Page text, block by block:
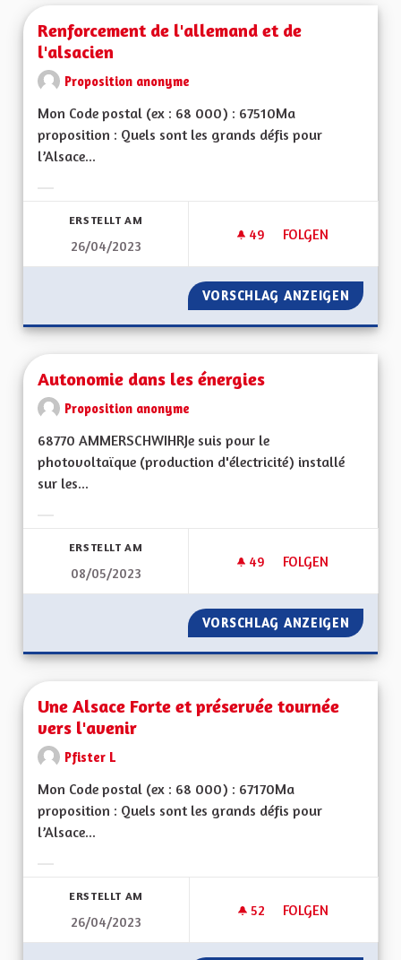
Renforcement de l'allemand et de
l'alsacien
Proposition anonyme
Mon Code postal (ex : 68 000) : 67510Ma
proposition : Quels sont les grands défis pour
l’Alsace...
ERSTELLT AM
26/04/2023
49 49 FOLLOWER
FOLGEN
RENFORCEMENT
VORSCHLAG ANZEIGEN
Autonomie dans les énergies
Proposition anonyme
68770 AMMERSCHWIHRJe suis pour le
photovoltaïque (production d'électricité) installé
sur les...
ERSTELLT AM
08/05/2023
49 49 FOLLOWER
FOLGEN
AUTONOMIE DANS
VORSCHLAG ANZEIGEN
Une Alsace Forte et préservée tournée
vers l'avenir
Pfister L
Mon Code postal (ex : 68 000) : 67170Ma
proposition : Quels sont les grands défis pour
l’Alsace...
ERSTELLT AM
26/04/2023
52 52 FOLLOWER
FOLGEN
UNE ALSACE